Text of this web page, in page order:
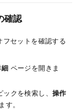
確認
フセットを確認する
細 ページを開きま
ックを検索し、操作
す。